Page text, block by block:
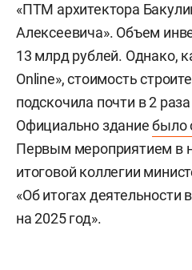
«ПТМ архитектора
Алексеевича». Объем
13 млрд рублей. Однако,
Online», стоимость
подскочила почти в 2
Официально зданиебыло
Первым мероприятием в
итоговой коллегии
«Об итогах деятельности
на 2025 год».